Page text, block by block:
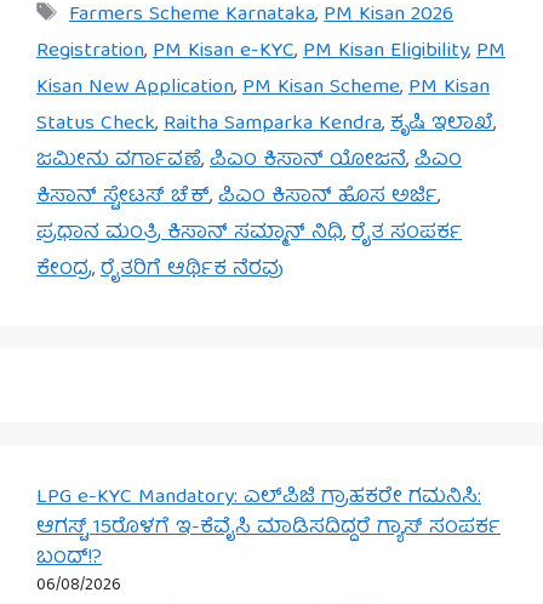
Tags
Farmers Scheme Karnataka,PM Kisan 2026
Registration,PM Kisan e-KYC,PM Kisan Eligibility,PM
Kisan New Application,PM Kisan Scheme,PM Kisan
Status Check,Raitha Samparka Kendra,ಕೃಷಿ ಇಲಾಖೆ,
ಜಮೀನು ವರ್ಗಾವಣೆ,ಪಿಎಂ ಕಿಸಾನ್ ಯೋಜನೆ,ಪಿಎಂ
ಕಿಸಾನ್ ಸ್ಟೇಟಸ್ ಚೆಕ್,ಪಿಎಂ ಕಿಸಾನ್ ಹೊಸ ಅರ್ಜಿ,
ಪ್ರಧಾನ ಮಂತ್ರಿ ಕಿಸಾನ್ ಸಮ್ಮಾನ್ ನಿಧಿ,ರೈತ ಸಂಪರ್ಕ
ಕೇಂದ್ರ,ರೈತರಿಗೆ ಆರ್ಥಿಕ ನೆರವು
LPG e-KYC Mandatory: ಎಲ್‌ಪಿಜಿ ಗ್ರಾಹಕರೇ ಗಮನಿಸಿ:
ಆಗಸ್ಟ್ 15ರೊಳಗೆ ಇ-ಕೆವೈಸಿ ಮಾಡಿಸದಿದ್ದರೆ ಗ್ಯಾಸ್ ಸಂಪರ್ಕ
ಬಂದ್!?
06/08/2026